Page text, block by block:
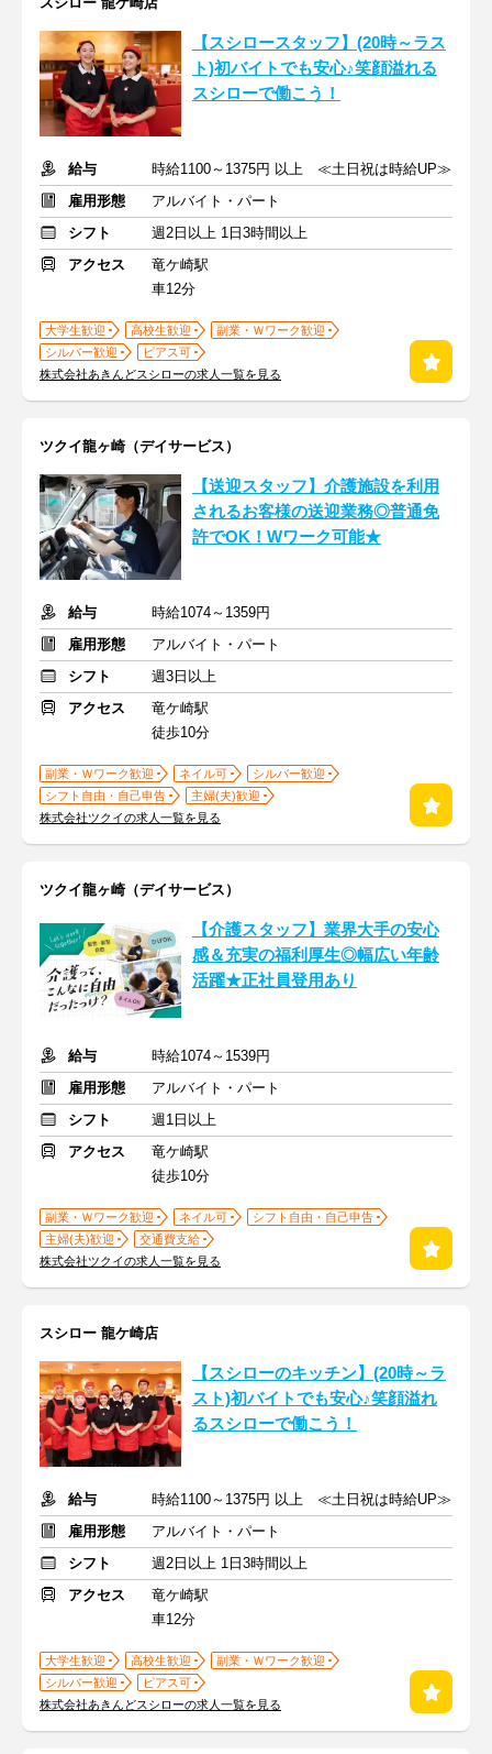
【スシロースタッフ】(20時～ラス
ト)初バイトでも安心♪笑顔溢れる
スシローで働こう！
給与
時給1100～1375円 以上 ≪土日祝は時給UP≫
雇用形態
アルバイト・パート
シフト
週2日以上 1日3時間以上
アクセス
竜ケ崎駅
車12分
大学生歓迎 高校生歓迎
副業・Ｗワーク歓迎
シルバー歓迎
ピアス可
株式会社あきんどスシローの求人一覧を見る
ツクイ龍ヶ崎（デイサービス）
【送迎スタッフ】介護施設を利用
されるお客様の送迎業務◎普通免
許でOK！Wワーク可能★
給与
時給1074～1359円
雇用形態
アルバイト・パート
シフト
週3日以上
アクセス
竜ケ崎駅
徒歩10分
副業・Ｗワーク歓迎 ネイル可
シルバー歓迎
シフト自由・自己申告
主婦(夫)歓迎
株式会社ツクイの求人一覧を見る
ツクイ龍ヶ崎（デイサービス）
【介護スタッフ】業界大手の安心
感＆充実の福利厚生◎幅広い年齢
活躍★正社員登用あり
給与
時給1074～1539円
雇用形態
アルバイト・パート
シフト
週1日以上
アクセス
竜ケ崎駅
徒歩10分
副業・Ｗワーク歓迎 ネイル可
シフト自由・自己申告
主婦(夫)歓迎
交通費支給
株式会社ツクイの求人一覧を見る
スシロー 龍ケ崎店
【スシローのキッチン】(20時～ラ
スト)初バイトでも安心♪笑顔溢れ
るスシローで働こう！
給与
時給1100～1375円 以上 ≪土日祝は時給UP≫
雇用形態
アルバイト・パート
シフト
週2日以上 1日3時間以上
アクセス
竜ケ崎駅
車12分
大学生歓迎 高校生歓迎
副業・Ｗワーク歓迎
シルバー歓迎
ピアス可
株式会社あきんどスシローの求人一覧を見る